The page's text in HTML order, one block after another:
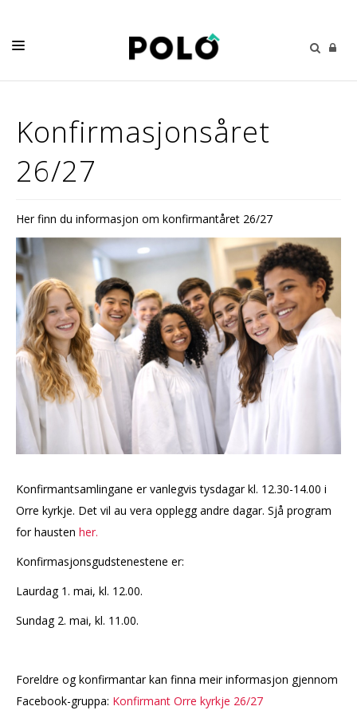
KYRKJELYDEN
BARN
VAKSEN
KONTAKT
KALENDER
Konfirmasjonsåret
26/27
Her finn du informasjon om konfirmantåret 26/27
Konfirmantsamlingane er vanlegvis tysdagar kl. 12.30-14.00 i
Orre kyrkje. Det vil au vera opplegg andre dagar. Sjå program
for hausten her.
Konfirmasjonsgudstenestene er:
Laurdag 1. mai, kl. 12.00.
Sundag 2. mai, kl. 11.00.
Foreldre og konfirmantar kan finna meir informasjon gjennom
Facebook-gruppa: Konfirmant Orre kyrkje 26/27